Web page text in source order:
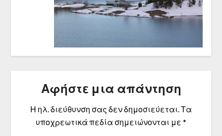
Αφήστε μια απάντηση
Η ηλ. διεύθυνση σας δεν δημοσιεύεται. Τα
υποχρεωτικά πεδία σημειώνονται με *